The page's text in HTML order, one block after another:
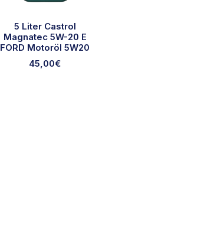
5 Liter Castrol
Magnatec 5W-20 E
FORD Motoröl 5W20
45,00€